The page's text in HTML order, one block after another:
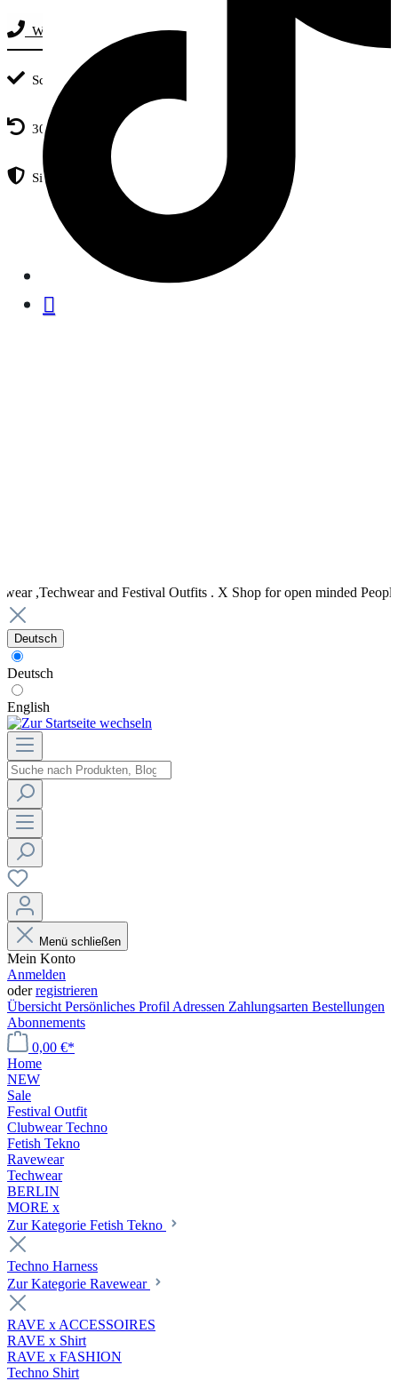
Whatsapp-Chat: +4915251884896
Schneller Versand
30 Tage kostenloser Umtausch
Sicher Einkaufen dank SSL
and Festival Outfits . X Shop for open minded People::: Viele
Deutsch
Deutsch
English
Menü schließen
Mein Konto
Anmelden
oderregistrieren
Übersicht Persönliches Profil Adressen Zahlungsarten Bestellungen
Abonnements
0,00 €*
Home
NEW
Sale
Festival Outfit
Clubwear Techno
Fetish Tekno
Ravewear
Techwear
BERLIN
MORE x
Zur Kategorie Fetish Tekno
Techno Harness
Zur Kategorie Ravewear
RAVE x ACCESSOIRES
RAVE x Shirt
RAVE x FASHION
Techno Shirt